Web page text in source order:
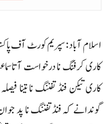
اسلام آباد : سپریم کورٹ آف
کاری کرفنگ نا درخواست
کاری تیکن فنڈ تفننگ نا تینا
گوندانے کہ فنڈ تفننگ نا پد